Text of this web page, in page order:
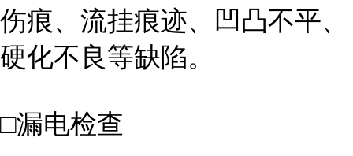
伤痕、流挂痕迹、凹凸不平、
硬化不良等缺陷。
□漏电检查